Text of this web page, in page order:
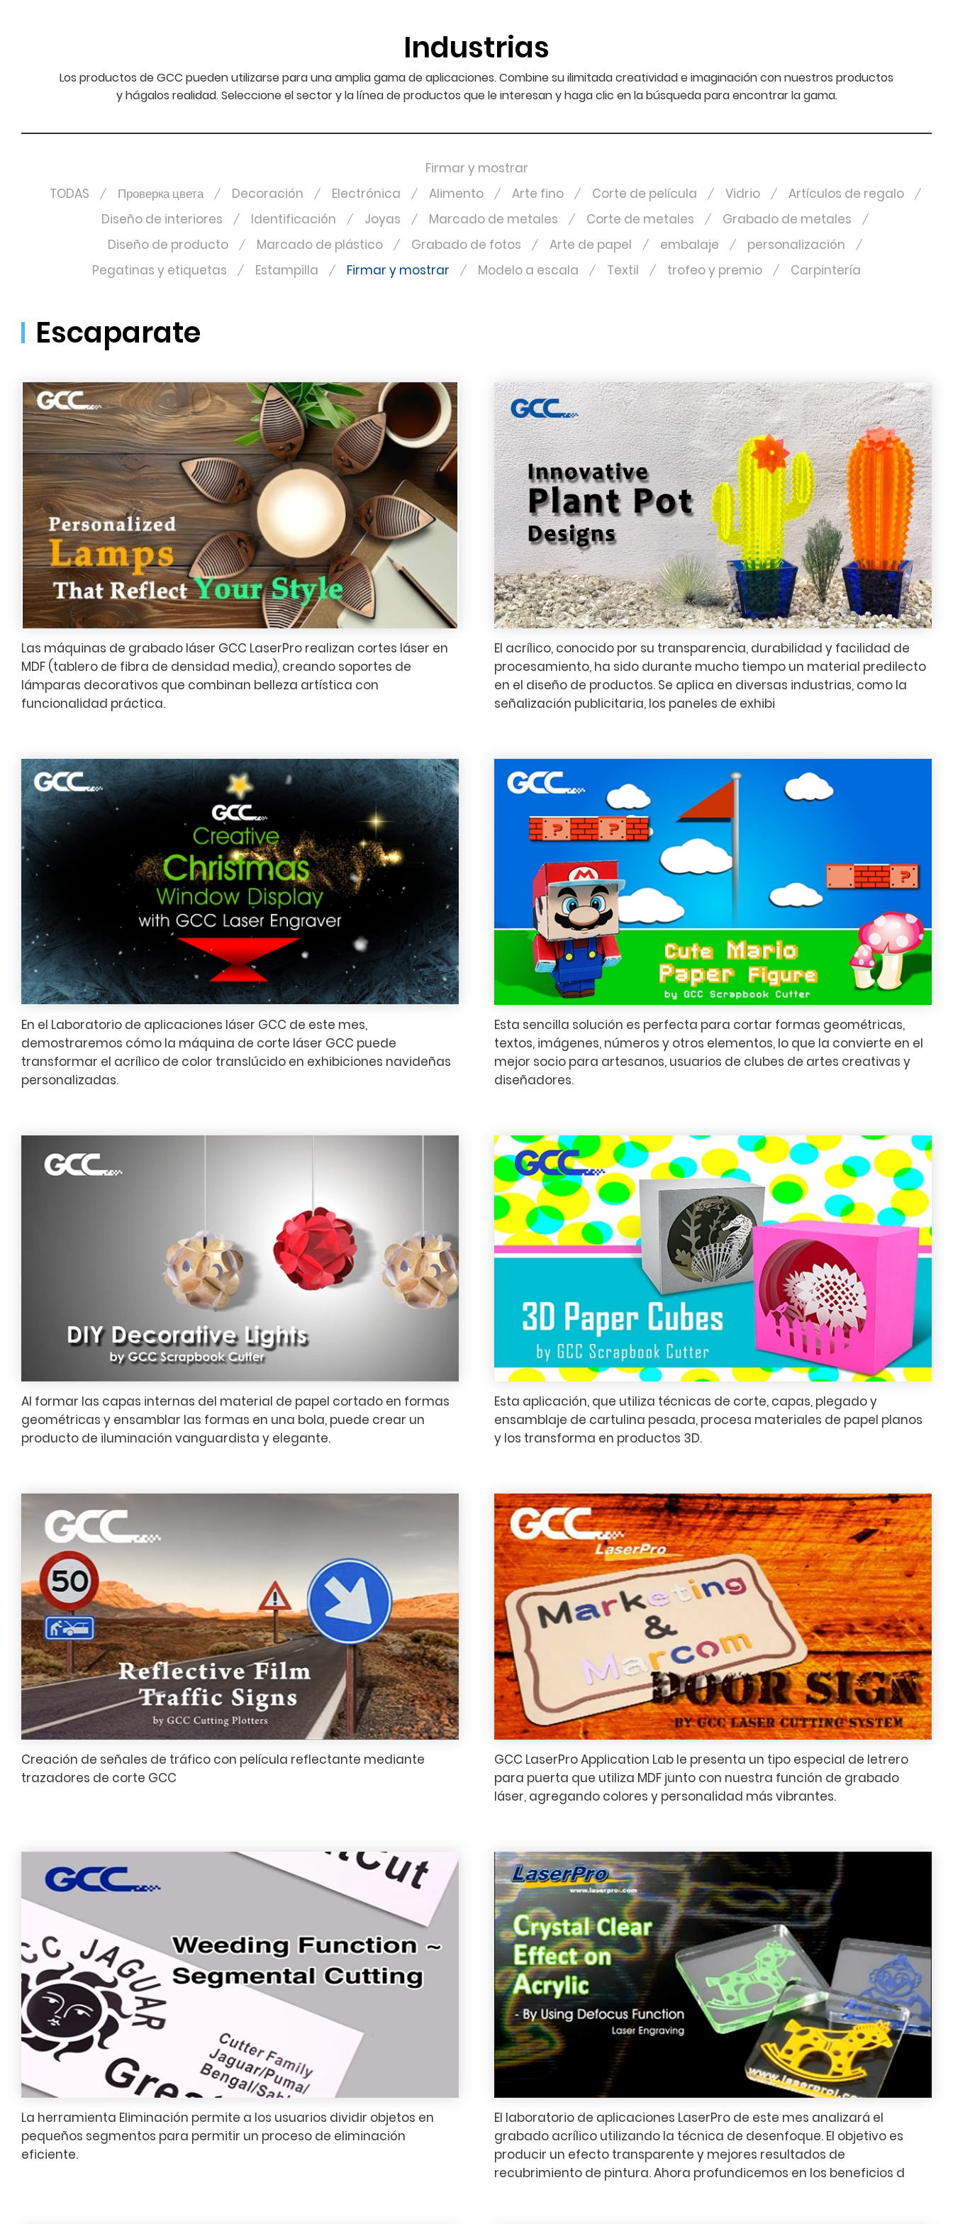
Industrias
Los productos de GCC pueden utilizarse para una amplia gama de aplicaciones. Combine su ilimitada creatividad e imaginación con nuestros productos
y hágalos realidad. Seleccione el sector y la línea de productos que le interesan y haga clic en la búsqueda para encontrar la gama.
Firmar y mostrar
TODAS
Проверка цвета Decoración Electrónica Alimento Arte fino Corte de película Vidrio
Artículos de regalo
Diseño de interiores
Identificación Joyas Marcado de metales Corte de metales
Grabado de metales
Diseño de producto
Marcado de plástico Grabado de fotos Arte de papel embalaje
personalización
Pegatinas y etiquetas
Estampilla Firmar y mostrar Modelo a escala Textil trofeo y premio Carpintería
Escaparate
Las máquinas de grabado láser GCC LaserPro realizan cortes láser en
MDF (tablero de fibra de densidad media), creando soportes de
lámparas decorativos que combinan belleza artística con
funcionalidad práctica.
El acrílico, conocido por su transparencia, durabilidad y facilidad de
procesamiento, ha sido durante mucho tiempo un material predilecto
en el diseño de productos. Se aplica en diversas industrias, como la
señalización publicitaria, los paneles de exhibi
En el Laboratorio de aplicaciones láser GCC de este mes,
demostraremos cómo la máquina de corte láser GCC puede
transformar el acrílico de color translúcido en exhibiciones navideñas
personalizadas.
Esta sencilla solución es perfecta para cortar formas geométricas,
textos, imágenes, números y otros elementos, lo que la convierte en el
mejor socio para artesanos, usuarios de clubes de artes creativas y
diseñadores.
Al formar las capas internas del material de papel cortado en formas
geométricas y ensamblar las formas en una bola, puede crear un
producto de iluminación vanguardista y elegante.
Esta aplicación, que utiliza técnicas de corte, capas, plegado y
ensamblaje de cartulina pesada, procesa materiales de papel planos
y los transforma en productos 3D.
Creación de señales de tráfico con película reflectante mediante
trazadores de corte GCC
GCC LaserPro Application Lab le presenta un tipo especial de letrero
para puerta que utiliza MDF junto con nuestra función de grabado
láser, agregando colores y personalidad más vibrantes.
La herramienta Eliminación permite a los usuarios dividir objetos en
pequeños segmentos para permitir un proceso de eliminación
eficiente.
El laboratorio de aplicaciones LaserPro de este mes analizará el
grabado acrílico utilizando la técnica de desenfoque. El objetivo es
producir un efecto transparente y mejores resultados de
recubrimiento de pintura. Ahora profundicemos en los beneficios d